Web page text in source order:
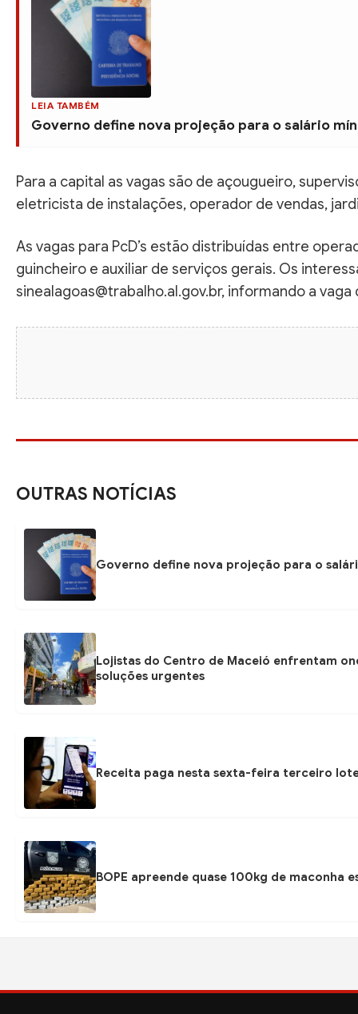
LEIA TAMBÉM
Governo define nova projeção para o salário
Para a capital as vagas são de açougueiro,
eletricista de instalações, operador de vendas,
As vagas para PcD’s estão distribuídas entre
guincheiro e auxiliar de serviços gerais. Os
sinealagoas@trabalho.al.gov.br, informando a
OUTRAS NOTÍCIAS
Governo define nova projeção para o
Lojistas do Centro de Maceió enfrentam
soluções urgentes
Receita paga nesta sexta-feira terceiro
BOPE apreende quase 100kg de